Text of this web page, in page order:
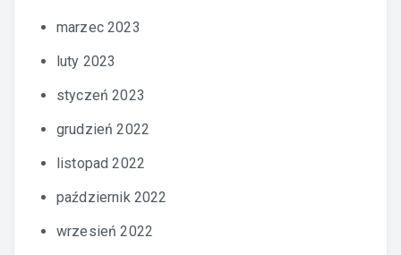
marzec 2023
luty 2023
styczeń 2023
grudzień 2022
listopad 2022
październik 2022
wrzesień 2022